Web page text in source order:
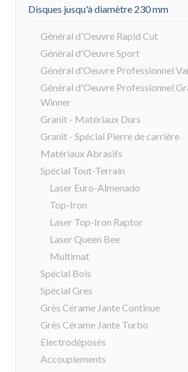
Disques jusqu'à diamètre 230 mm
Général d'Oeuvre Rapid Cut
Général d'Oeuvre Sport
Général d'Oeuvre Professionnel
Général d'Oeuvre Professionnel
Winner
Granit - Matériaux Durs
Granit - Spécial Pierre de carrière
Matériaux Abrasifs
Spécial Tout-Terrain
Laser Euro-Almenado
Top-Iron
Laser Top-Iron Raptor
Laser Queen Bee
Multimat
Spécial Bois
Spécial Gres
Grès Cérame Jante Continue
Grès Cérame Jante Turbo
Electrodéposés
Accouplements